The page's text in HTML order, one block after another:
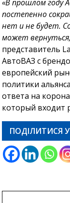
«В прошлом году
постепенно
нет и не будет.
может
представитель
АвтоВАЗ с
европейский
политики
ответа на
который входит
ПОДІЛИТИСЯ